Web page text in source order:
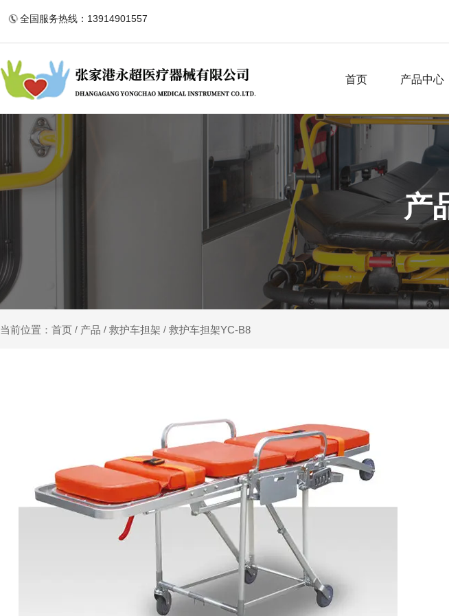
全国服务热线：13914901557
首页 产品中心
产
当前位置：首页 / 产品 / 救护车担架 / 救护车担架YC-B8